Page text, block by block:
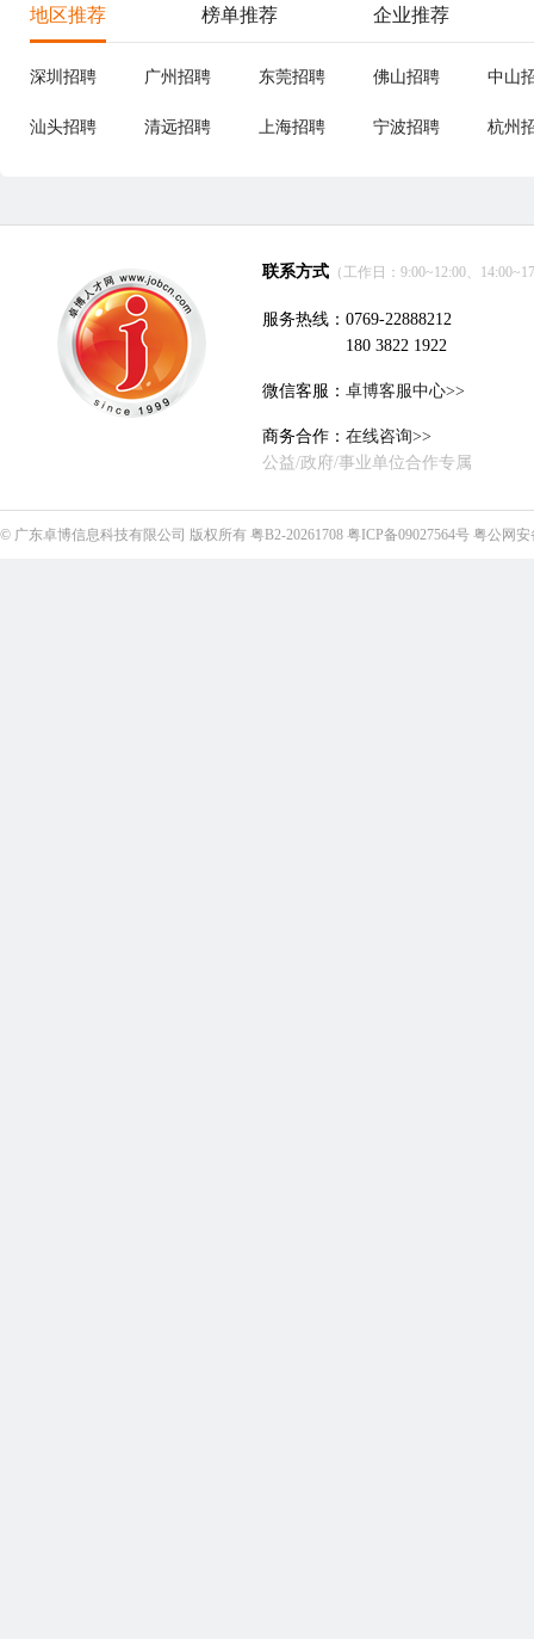
地区推荐 榜单推荐 企业推荐
深圳招聘 广州招聘 东莞招聘 佛山招聘 中山
汕头招聘 清远招聘 上海招聘 宁波招聘 杭州
联系方式 （工作日：9:00~12:00、
服务热线：0769-22888212
180 3822 1922
微信客服： 卓博客服中心>>
商务合作： 在线咨询>>
公益/政府/事业单位合作专属
© 广东卓博信息科技有限公司 版权所有 粤B2-20261708 粤ICP备09027564号 粤公网安